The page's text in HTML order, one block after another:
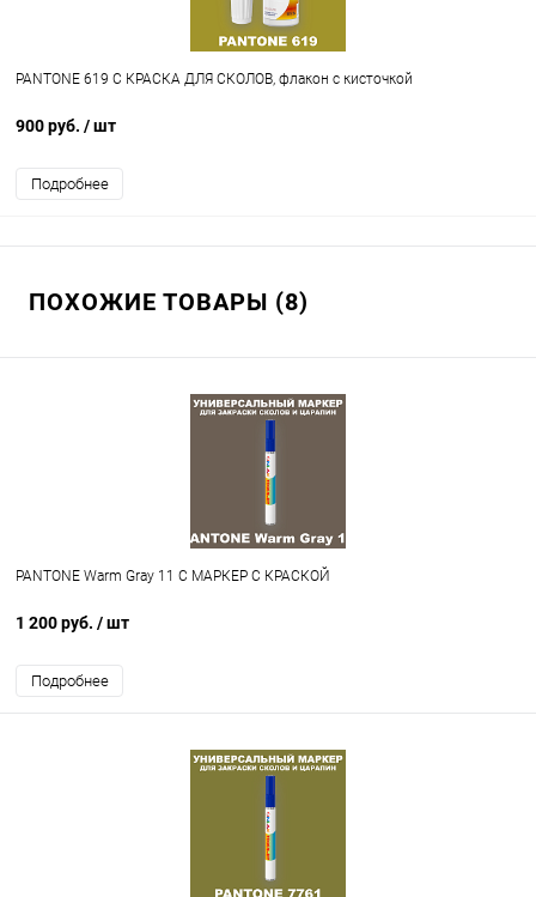
PANTONE 619 C КРАСКА ДЛЯ СКОЛОВ, флакон с кисточкой
900 руб. / шт
Подробнее
ПОХОЖИЕ ТОВАРЫ (8)
PANTONE Warm Gray 11 C МАРКЕР С КРАСКОЙ
1 200 руб. / шт
Подробнее